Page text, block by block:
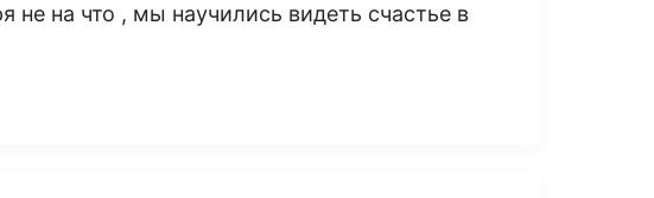
на что , мы научились видеть счастье в